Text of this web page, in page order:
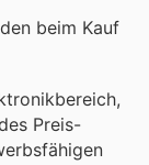
beim Kauf
Preis-